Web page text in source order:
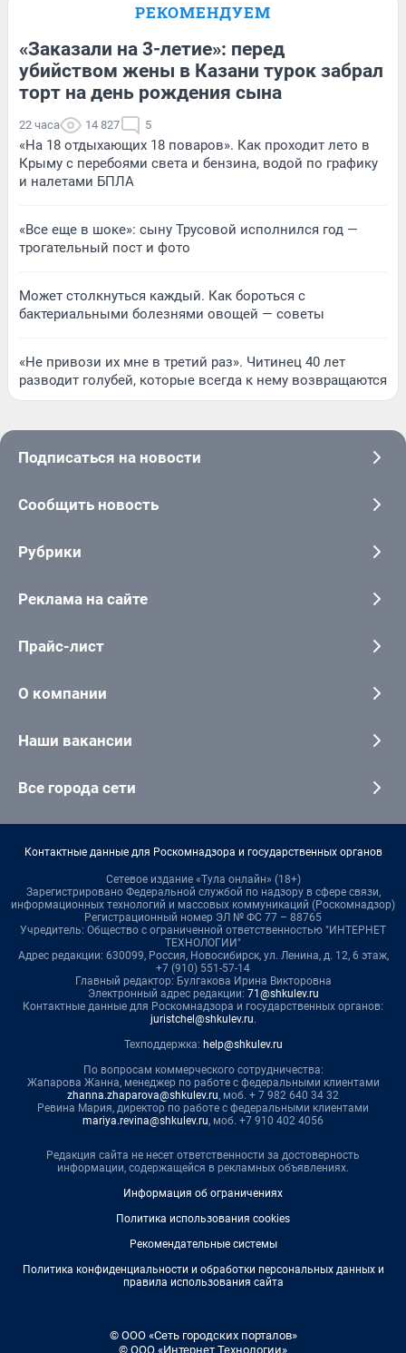
РЕКОМЕНДУЕМ
«Заказали на 3-летие»: перед
убийством жены в Казани турок забрал
торт на день рождения сына
22 часа 14 827 5
«На 18 отдыхающих 18 поваров». Как проходит лето в
Крыму с перебоями света и бензина, водой по графику
и налетами БПЛА
«Все еще в шоке»: сыну Трусовой исполнился год —
трогательный пост и фото
Может столкнуться каждый. Как бороться с
бактериальными болезнями овощей — советы
«Не привози их мне в третий раз». Читинец 40 лет
разводит голубей, которые всегда к нему возвращаются
Подписаться на новости
Сообщить новость
Рубрики
Реклама на сайте
Прайс-лист
О компании
Наши вакансии
Все города сети
Контактные данные для Роскомнадзора и государственных органов
Сетевое издание «Тула онлайн» (18+)
Зарегистрировано Федеральной службой по надзору в сфере связи,
информационных технологий и массовых коммуникаций (Роскомнадзор)
Регистрационный номер ЭЛ № ФС 77 – 88765
Учредитель: Общество с ограниченной ответственностью "ИНТЕРНЕТ
ТЕХНОЛОГИИ"
Адрес редакции: 630099, Россия, Новосибирск, ул. Ленина, д. 12, 6 этаж,
+7 (910) 551-57-14
Главный редактор: Булгакова Ирина Викторовна
Электронный адрес редакции: 71@shkulev.ru
Контактные данные для Роскомнадзора и государственных органов:
juristchel@shkulev.ru.
Техподдержка: help@shkulev.ru
По вопросам коммерческого сотрудничества:
Жапарова Жанна, менеджер по работе с федеральными клиентами
zhanna.zhaparova@shkulev.ru, моб. + 7 982 640 34 32
Ревина Мария, директор по работе с федеральными клиентами
mariya.revina@shkulev.ru, моб. +7 910 402 4056
Редакция сайта не несет ответственности за достоверность
информации, содержащейся в рекламных объявлениях.
Информация об ограничениях
Политика использования cookies
Рекомендательные системы
Политика конфиденциальности и обработки персональных данных и
правила использования сайта
© ООО «Сеть городских порталов»
© ООО «Интернет Технологии»